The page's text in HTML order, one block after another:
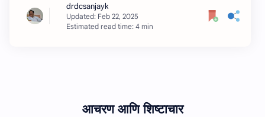
Estimated read time: 4 min
आचरण आणि शिष्टाचार